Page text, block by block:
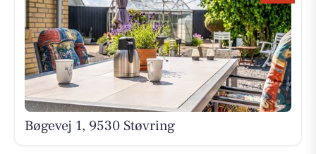
Bøgevej 1, 9530 Støvring